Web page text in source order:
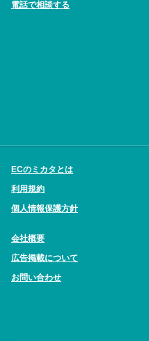
電話で相談する
ECのミカタとは
利用規約
個人情報保護方針
会社概要
広告掲載について
お問い合わせ